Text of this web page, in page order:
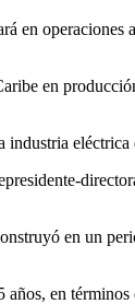
en operaciones
en
industria eléctrica
en un
en términos